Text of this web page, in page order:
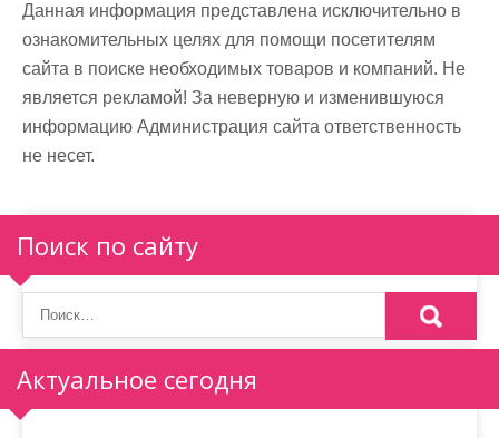
Данная информация представлена исключительно в
ознакомительных целях для помощи посетителям
сайта в поиске необходимых товаров и компаний. Не
является рекламой! За неверную и изменившуюся
информацию Администрация сайта ответственность
не несет.
Поиск по сайту
Актуальное сегодня